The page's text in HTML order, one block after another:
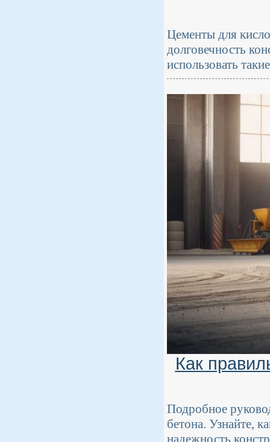
Цементы для
долговечность
использовать
Как
Подробное
бетона. Узнайте,